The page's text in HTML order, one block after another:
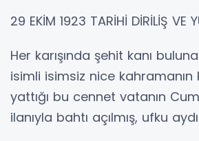
29 EKİM 1923 TARİHİ DİRİLİŞ VE
Her karışında şehit kanı
isimli isimsiz nice kahramanın
yattığı bu cennet vatanın
ilanıyla bahtı açılmış, ufku